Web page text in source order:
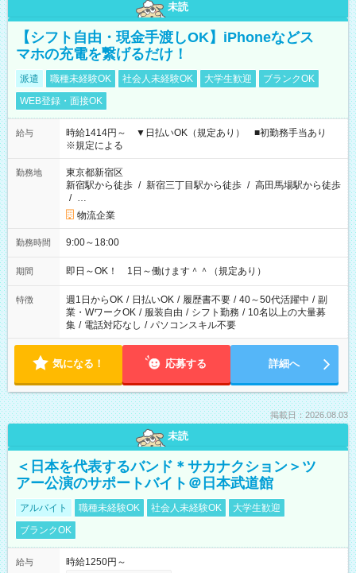
未読
【シフト自由・現金手渡しOK】iPhoneなどス
マホの充電を繋げるだけ！
派遣 職種未経験OK 社会人未経験OK 大学生歓迎
ブランクOK
WEB登録・面接OK
給与
時給1414円～ ▼日払いOK（規定あり） ■初勤務手当あり
※規定による
勤務地
東京都新宿区
新宿駅から徒歩 / 新宿三丁目駅から徒歩 / 高田馬場駅から徒歩
/ …
物流企業
勤務時間 9:00～18:00
期間 即日～OK！ 1日～働けます＾＾（規定あり）
特徴 週1日からOK / 日払いOK / 履歴書不要 / 40～50代活躍中 / 副
業・WワークOK / 服装自由 / シフト勤務 / 10名以上の大量募
集 / 電話対応なし / パソコンスキル不要
気になる！ 応募する 詳細へ
掲載日：2026.08.03
未読
＜日本を代表するバンド＊サカナクション＞ツ
アー公演のサポートバイト＠日本武道館
アルバイト 職種未経験OK 社会人未経験OK
大学生歓迎
ブランクOK
給与
時給1250円～